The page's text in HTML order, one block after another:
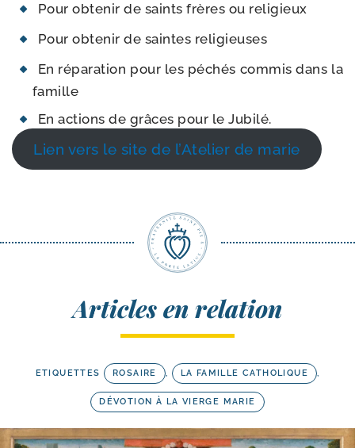
Pour obte­nir de saints frères ou religieux
Pour obte­nir de saintes religieuses
En répa­ra­tion pour les péchés com­mis dans la
famille
En actions de grâces pour le Jubilé.
Lien vers le site de l’Atelier de marie
Articles en relation
ETIQUETTES ROSAIRE , LA FAMILLE CATHOLIQUE ,
DÉVOTION À LA VIERGE MARIE